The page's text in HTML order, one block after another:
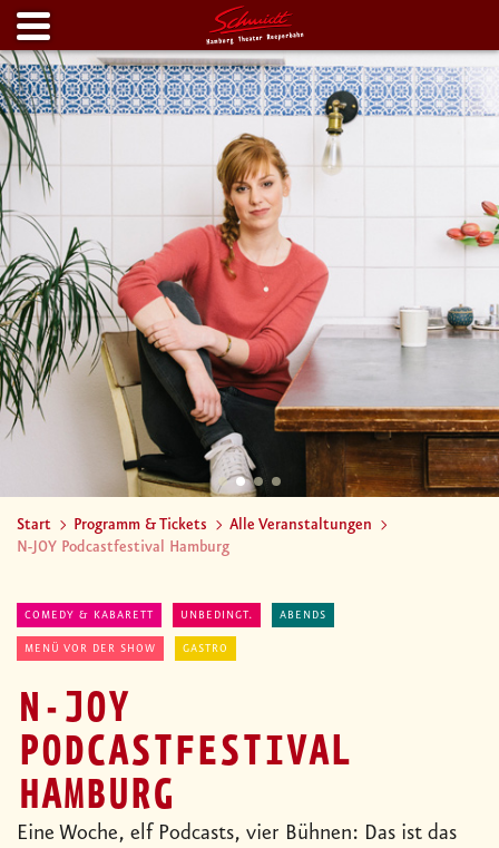
Start Programm & Tickets
Alle Veranstaltungen
N-JOY Podcastfestival Hamburg
COMEDY & KABARETT UNBEDINGT. ABENDS
MENÜ VOR DER SHOW GASTRO
N-JOY
PODCASTFESTIVAL
HAMBURG
Eine Woche, elf Podcasts, vier Bühnen: Das ist das